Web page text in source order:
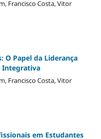
Francisco Costa, Vitor
O Papel da Liderança
Integrativa
Francisco Costa, Vitor
em Estudantes